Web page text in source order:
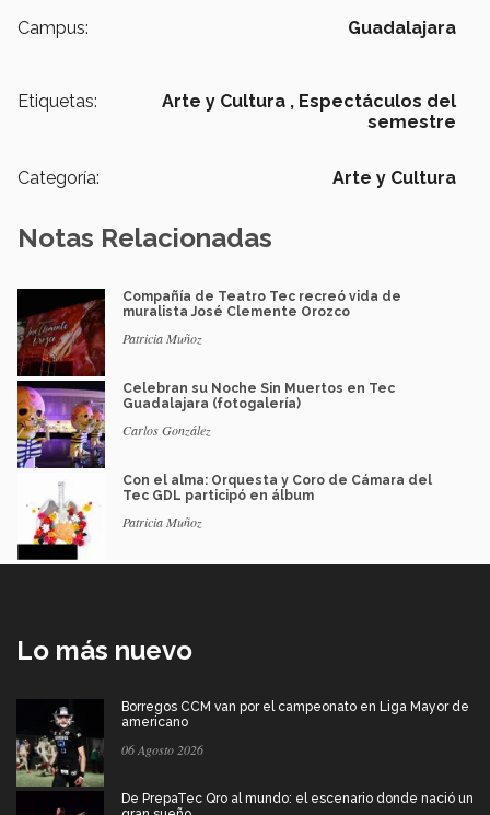
Campus: Guadalajara
Etiquetas: Arte y Cultura , Espectáculos del
semestre
Categoría: Arte y Cultura
Notas Relacionadas
Compañía de Teatro Tec recreó vida de
muralista José Clemente Orozco
Patricia Muñoz
Celebran su Noche Sin Muertos en Tec
Guadalajara (fotogalería)
Carlos González
Con el alma: Orquesta y Coro de Cámara del
Tec GDL participó en álbum
Patricia Muñoz
Lo más nuevo
Borregos CCM van por el campeonato en Liga Mayor de
americano
06 Agosto 2026
De PrepaTec Qro al mundo: el escenario donde nació un